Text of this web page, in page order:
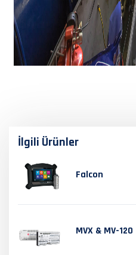
İlgili Ürünler
Falcon
MVX & MV-120